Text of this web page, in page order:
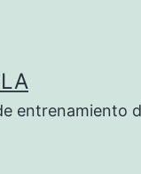
entrenamiento